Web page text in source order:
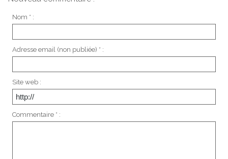
Nom * :
Adresse email (non publiée) * :
Site web :
Commentaire * :